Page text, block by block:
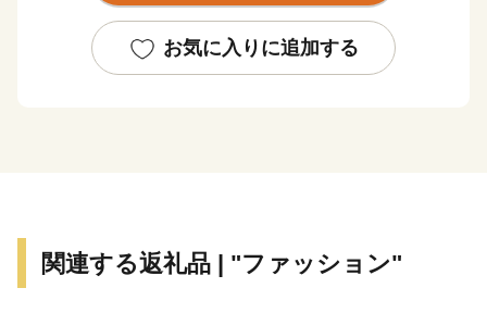
現す新緑のコキアは、秋にかけて赤と緑のグラデーショ
ンを表現し、10月頃には『紅葉コキア』として一面を真
たい海の幸。 那珂湊おさかな市場では、旬の魚介類や
お気に入りに追加する
関連する返礼品 | "ファッション"